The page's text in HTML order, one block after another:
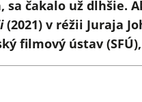
čakalo už dlhšie.
(2021) v réžii Juraja
filmový ústav